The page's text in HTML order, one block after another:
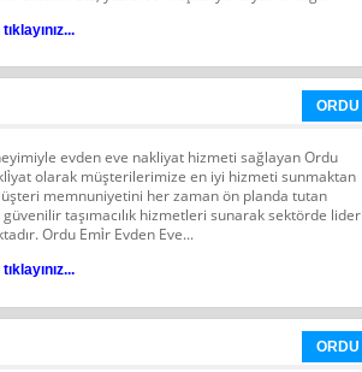
ORDU
evden eve nakliyat hizmeti sağlayan Ordu
olarak müşterilerimize en iyi hizmeti sunmaktan
memnuniyetini her zaman ön planda tutan
taşımacılık hizmetleri sunarak sektörde lider
Ordu Emi̇r Evden Eve...
ORDU